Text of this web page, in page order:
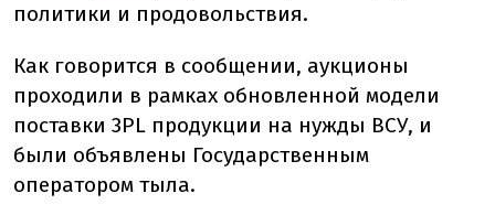
политики и продовольствия.
Как говорится в сообщении, аукционы
проходили в рамках обновленной модели
поставки 3PL продукции на нужды ВСУ, и
были объявлены Государственным
оператором тыла.